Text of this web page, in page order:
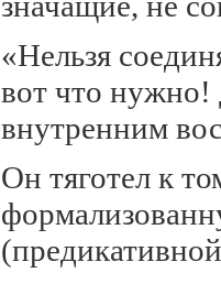
«Нельзя
вот что нужно!
внутренним
Он тяготел к